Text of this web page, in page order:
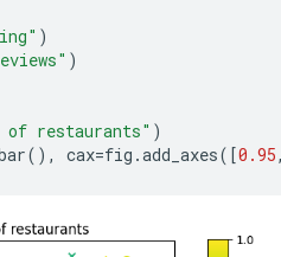
)
)
restaurants" )
(), cax=fig .add_axes([0.95